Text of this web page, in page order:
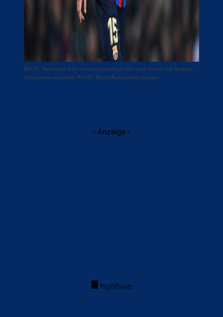
Der FC Barcelona muss verletzungsbedingt nun auch vorerst auf Andreas
Christensen verzichten. FOTO: David Ramos/Getty Images
- Anzeige -